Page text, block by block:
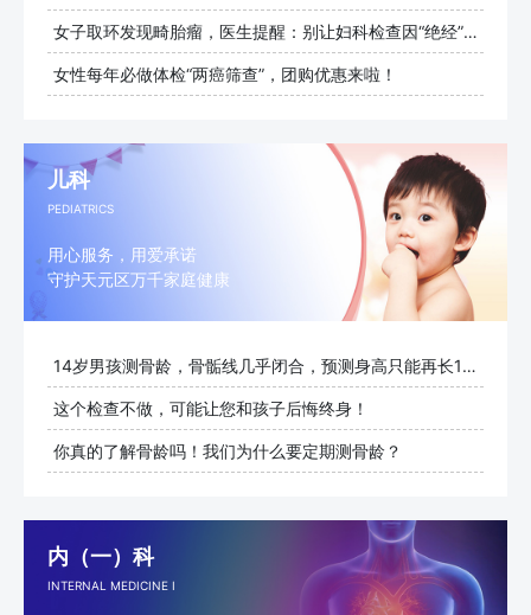
女子取环发现畸胎瘤，医生提醒：别让妇科检查因“绝经”而止步
女性每年必做体检“两癌筛查”，团购优惠来啦！
儿科
PEDIATRICS
用心服务，用爱承诺
守护天元区万千家庭健康
14岁男孩测骨龄，骨骺线几乎闭合，预测身高只能再长1cm
这个检查不做，可能让您和孩子后悔终身！
你真的了解骨龄吗！我们为什么要定期测骨龄？
内（一）科
INTERNAL MEDICINE I